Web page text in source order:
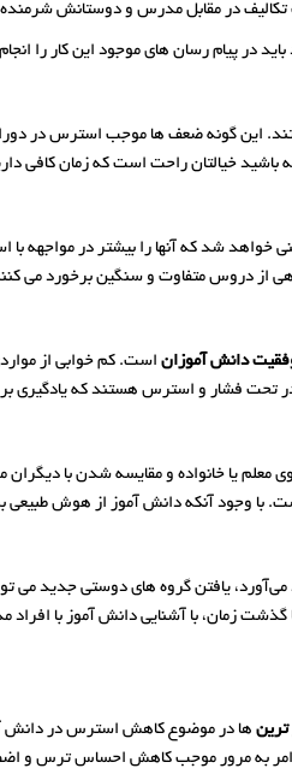
تکالیف در مقابل مدرس و دوستانش
در پیام رسان های موجود این کار را
این گونه ضعف ها موجب استرس در
خیالتان راحت است که زمان کافی
شد که آنها را بیشتر در مواجهه
از دروس متفاوت و سنگین برخورد می
دانش آموزان است. کم خوابی از
تحت فشار و استرس هستند که یادگیری
یا خانواده و مقایسه شدن با دیگران
با وجود آنکه دانش آموز از هوش طبیعی
یافتن گروه های دوستی جدید می
زمان، با آشنایی دانش آموز با
ترین ها در موضوع کاهش استرس در دانش
امر به مرور موجب کاهش احساس ترس و